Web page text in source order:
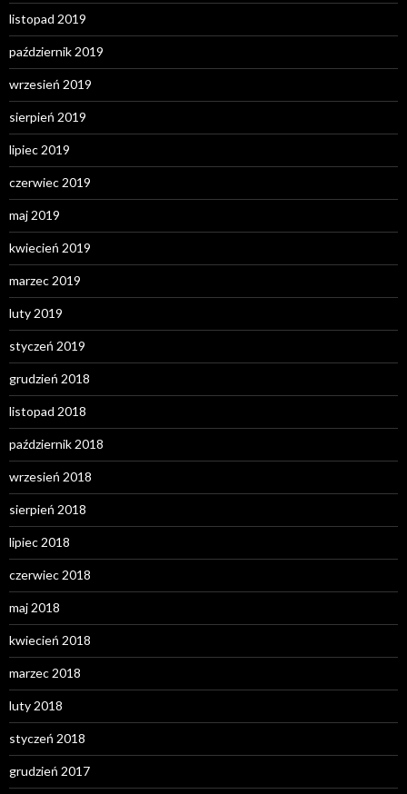
listopad 2019
październik 2019
wrzesień 2019
sierpień 2019
lipiec 2019
czerwiec 2019
maj 2019
kwiecień 2019
marzec 2019
luty 2019
styczeń 2019
grudzień 2018
listopad 2018
październik 2018
wrzesień 2018
sierpień 2018
lipiec 2018
czerwiec 2018
maj 2018
kwiecień 2018
marzec 2018
luty 2018
styczeń 2018
grudzień 2017